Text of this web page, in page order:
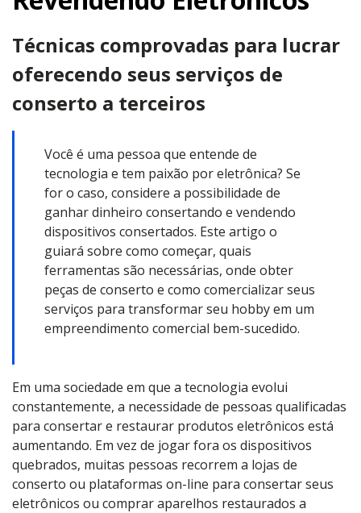
Técnicas comprovadas para lucrar
oferecendo seus serviços de
conserto a terceiros
Você é uma pessoa que entende de
tecnologia e tem paixão por eletrônica? Se
for o caso, considere a possibilidade de
ganhar dinheiro consertando e vendendo
dispositivos consertados. Este artigo o
guiará sobre como começar, quais
ferramentas são necessárias, onde obter
peças de conserto e como comercializar seus
serviços para transformar seu hobby em um
empreendimento comercial bem-sucedido.
Em uma sociedade em que a tecnologia evolui
constantemente, a necessidade de pessoas qualificadas
para consertar e restaurar produtos eletrônicos está
aumentando. Em vez de jogar fora os dispositivos
quebrados, muitas pessoas recorrem a lojas de
conserto ou plataformas on-line para consertar seus
eletrônicos ou comprar aparelhos restaurados a